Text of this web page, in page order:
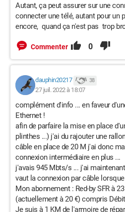
Autant, ça peut assurer sur une
connecter une télé, autant pour un
encore, quand ça n'est pas trop
Commenter 0
dauphin20217 38
27 juil. 2022 à 18:07
complément d'info ... en faveur
Ethernet !
afin de parfaire la mise en place
plinthes ...) j'ai du rajouter une
câble en place de 20 M j'ai donc
connexion intermédiaire en plus ...
j'avais 945 Mbts/s ... j'ai
vaut la connexion par câble
Mon abonnement : Red-by SFR à
(actuellement à 20 €) compris
Je suis à 1 KM de l'armoire de